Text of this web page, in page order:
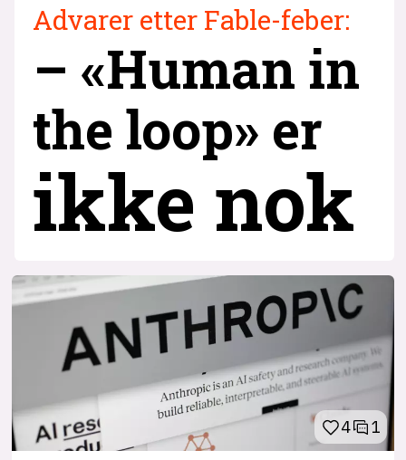
Advarer etter Fable-feber:
– «Human in
the loop» er
ikke nok
4 1